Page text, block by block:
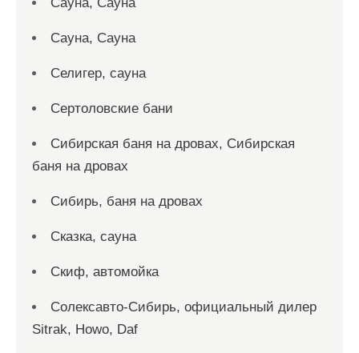
Сауна, Сауна
Селигер, сауна
Сертоловские бани
Сибирская баня на дровах, Сибирская
баня на дровах
Сибирь, баня на дровах
Сказка, сауна
Скиф, автомойка
Солексавто-Сибирь, официальный дилер
Sitrak, Howo, Daf